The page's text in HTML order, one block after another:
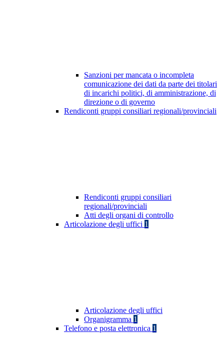
Sanzioni per mancata o incompleta
comunicazione dei dati da parte dei titolari
di incarichi politici, di amministrazione, di
direzione o di governo
Rendiconti gruppi consiliari regionali/provinciali
Rendiconti gruppi consiliari
regionali/provinciali
Atti degli organi di controllo
Articolazione degli uffici 1
Articolazione degli uffici
Organigramma 1
Telefono e posta elettronica 1